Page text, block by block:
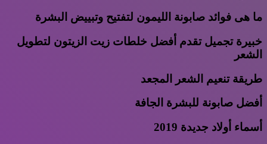
ما هى فوائد صابونة الليمون لتفتيح وتبييض البشرة
خبيرة تجميل تقدم أفضل خلطات زيت الزيتون لتطويل
الشعر
طريقة تنعيم الشعر المجعد
أفضل صابونة للبشرة الجافة
أسماء أولاد جديدة 2019